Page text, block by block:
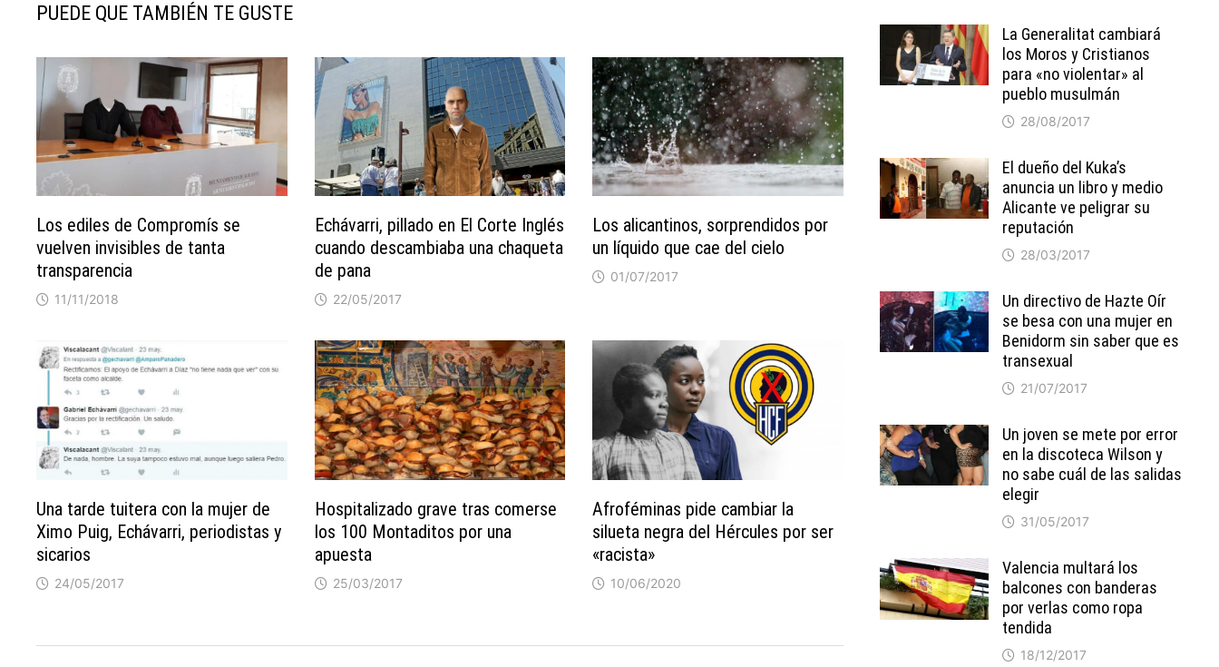
PUEDE QUE TAMBIÉN TE GUSTE
Los ediles de Compromís se
vuelven invisibles de tanta
transparencia
11/11/2018
Echávarri, pillado en El Corte Inglés
cuando descambiaba una chaqueta
de pana
22/05/2017
Los alicantinos, sorprendidos por
un líquido que cae del cielo
01/07/2017
Una tarde tuitera con la mujer de
Ximo Puig, Echávarri, periodistas y
sicarios
24/05/2017
Hospitalizado grave tras comerse
los 100 Montaditos por una
apuesta
25/03/2017
Afroféminas pide cambiar la
silueta negra del Hércules por ser
«racista»
10/06/2020
La Generalitat cambiará
los Moros y Cristianos
para «no violentar» al
pueblo musulmán
28/08/2017
El dueño del Kuka’s
anuncia un libro y medio
Alicante ve peligrar su
reputación
28/03/2017
Un directivo de Hazte Oír
se besa con una mujer en
Benidorm sin saber que es
transexual
21/07/2017
Un joven se mete por error
en la discoteca Wilson y
no sabe cuál de las salidas
elegir
31/05/2017
Valencia multará los
balcones con banderas
por verlas como ropa
tendida
18/12/2017